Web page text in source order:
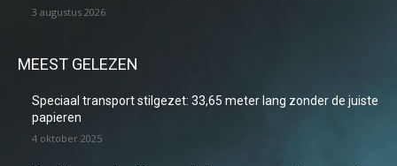
3 augustus 2026
MEEST GELEZEN
Speciaal transport stilgezet: 33,65 meter lang zonder de juiste
papieren
4 oktober 2025